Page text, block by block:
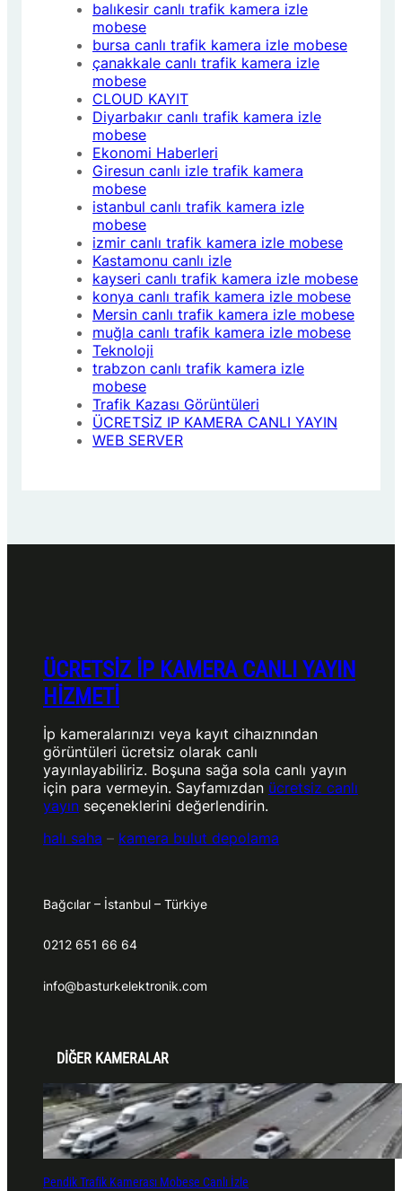
balıkesir canlı trafik kamera izle
mobese
bursa canlı trafik kamera izle mobese
çanakkale canlı trafik kamera izle
mobese
CLOUD KAYIT
Diyarbakır canlı trafik kamera izle
mobese
Ekonomi Haberleri
Giresun canlı izle trafik kamera
mobese
istanbul canlı trafik kamera izle
mobese
izmir canlı trafik kamera izle mobese
Kastamonu canlı izle
kayseri canlı trafik kamera izle mobese
konya canlı trafik kamera izle mobese
Mersin canlı trafik kamera izle mobese
muğla canlı trafik kamera izle mobese
Teknoloji
trabzon canlı trafik kamera izle
mobese
Trafik Kazası Görüntüleri
ÜCRETSİZ IP KAMERA CANLI YAYIN
WEB SERVER
ÜCRETSİZ İP KAMERA CANLI YAYIN
HİZMETİ
İp kameralarınızı veya kayıt cihaıznından
görüntüleri ücretsiz olarak canlı
yayınlayabiliriz. Boşuna sağa sola canlı yayın
için para vermeyin. Sayfamızdan ücretsiz canlı
yayın seçeneklerini değerlendirin.
halı saha – kamera bulut depolama
Bağcılar – İstanbul – Türkiye
0212 651 66 64
info@basturkelektronik.com
DİĞER KAMERALAR
Pendik Trafik Kamerası Mobese Canlı İzle